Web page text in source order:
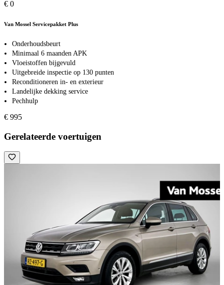
€ 0
Van Mossel Servicepakket Plus
Onderhoudsbeurt
Minimaal 6 maanden APK
Vloeistoffen bijgevuld
Uitgebreide inspectie op 130 punten
Reconditioneren in- en exterieur
Landelijke dekking service
Pechhulp
€ 995
Gerelateerde voertuigen